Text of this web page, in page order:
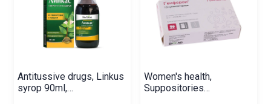
Antitussive drugs, Linkus
syrop 90ml,
Women's health,
Suppositories